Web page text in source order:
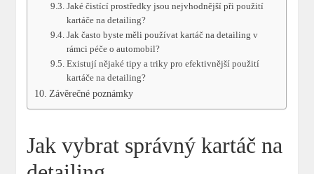
Jaké čistící prostředky jsou⁢ nejvhodnější ⁢při použití
kartáče‌ na detailing?
Jak ‌často byste ⁤měli ‍používat kartáč na detailing ​v
rámci péče o automobil?
Existují nějaké tipy a‌ triky pro efektivnější použití
kartáče na detailing?
Závěrečné poznámky
Jak vybrat správný ‍kartáč na